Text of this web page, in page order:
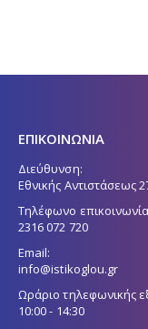
ΕΠΙΚΟΙΝΩΝΙΑ
Διεύθυνση:
Εθνικής Αντιστάσεως
Τηλέφωνο
2316 072 720
Email:
info@istikoglou.gr
Ωράριο τηλεφωνικής
10:00 - 14:30